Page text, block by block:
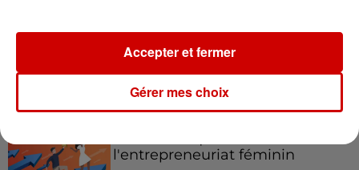
Podcasts Voir plus
l'entrepreneuriat féminin
Gérer mes choix
Accepter et fermer